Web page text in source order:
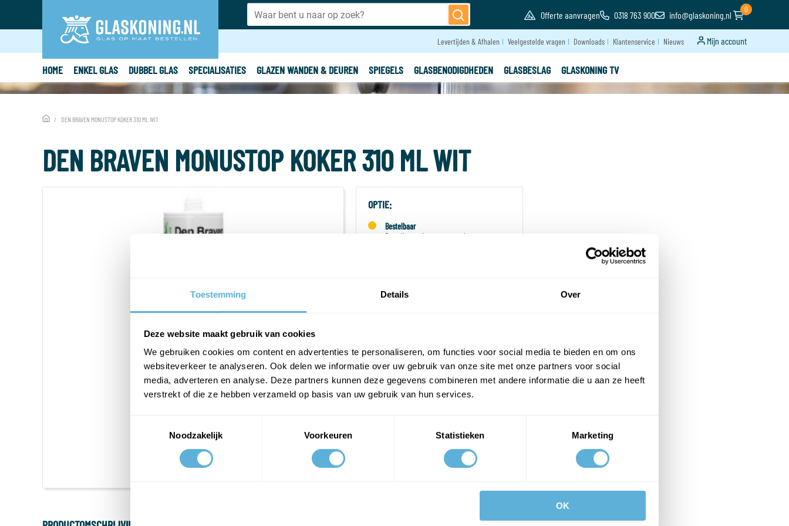
Toestemming Details Over
Deze website maakt gebruik van cookies
We gebruiken cookies om content en advertenties te personaliseren, om functies voor social media te bieden en om ons
websiteverkeer te analyseren. Ook delen we informatie over uw gebruik van onze site met onze partners voor social
media, adverteren en analyse. Deze partners kunnen deze gegevens combineren met andere informatie die u aan ze heeft
verstrekt of die ze hebben verzameld op basis van uw gebruik van hun services.
Noodzakelijk
Voorkeuren Statistieken Marketing
OK
Offerte aanvragen 0318 763 900 info@glaskoning.nl 0
Levertijden & Afhalen Veelgestelde vragen Downloads Klantenservice Nieuws Mijn account
HOME ENKEL GLAS DUBBEL GLAS SPECIALISATIES GLAZEN WANDEN & DEUREN SPIEGELS GLASBENODIGDHEDEN GLASBESLAG GLASKONING TV
DEN BRAVEN MONUSTOP KOKER 310 ML WIT
DEN BRAVEN MONUSTOP KOKER 310 ML WIT
OPTIE:
Bestelbaar
Bestelbaar, niet op voorraad
Prijs inclusief btw